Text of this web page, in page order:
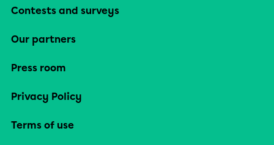
Contests and surveys
Our partners
Press room
Privacy Policy
Terms of use